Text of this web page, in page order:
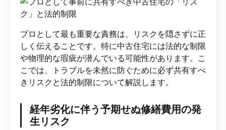
プロとして最も重要な責務は、リスクを隠さずに正
しく伝えることです。特に中古住宅には法的な制限
や物理的な瑕疵が潜んでいる可能性があります。こ
こでは、トラブルを未然に防ぐために必ず共有すべ
きリスクと法的制限について解説します。
経年劣化に伴う予期せぬ修繕費用の発
生リスク